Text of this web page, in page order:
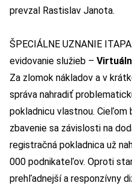
prevzal Rastislav Janota.
ŠPECIÁLNE UZNANIE
evidovanie služieb –
Za zlomok nákladov a v
správa nahradiť
pokladnicu vlastnou. Cieľom
zbavenie sa závislosti na
registračná pokladnica už
000 podnikateľov. Oproti
prehľadnejší a responzívny